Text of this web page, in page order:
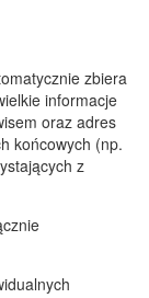
zbiera
informacje
oraz adres
końcowych (np.
z